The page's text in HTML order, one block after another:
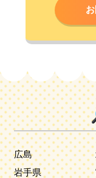
広島
岩手県